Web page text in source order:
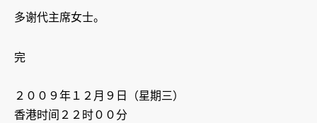
多谢代主席女士。
完
２００９年１２月９日（星期三）
香港时间２２时００分